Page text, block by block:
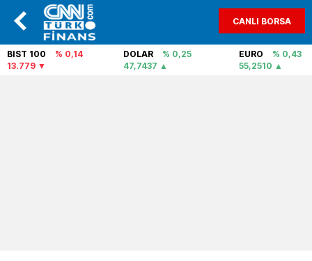
CANLI BORSA
BIST 100
% 0,14
13.779
DOLAR
% 0,25
47,7437
EURO
% 0,43
55,2510